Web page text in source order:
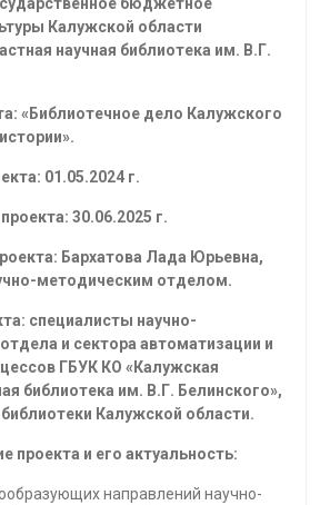
бюджетное
Калужской области
научная библиотека им. В.Г.
«Библиотечное дело Калужского
01.05.2024 г.
30.06.2025 г.
: Бархатова Лада Юрьевна,
методическим отделом.
специалисты научно-
и сектора автоматизации и
ГБУК КО «Калужская
библиотека им. В.Г. Белинского»,
Калужской области.
проекта и его актуальность:
направлений научно-